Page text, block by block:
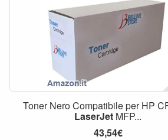
Toner Nero Compatibile per HP
LaserJet MFP...
43,54€